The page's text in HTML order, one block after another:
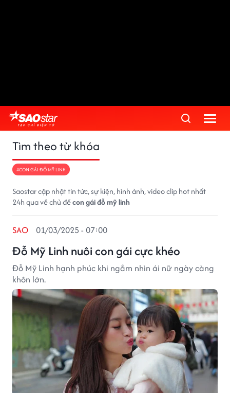
Tìm theo từ khóa
#CON GÁI ĐỖ MỸ LINH
Saostar cập nhật tin tức, sự kiện, hình ảnh, video clip hot nhất
24h qua về chủ đềcon gái đỗ mỹ linh
Đỗ Mỹ Linh nuôi con gái cực khéo
SAO 01/03/2025 - 07:00
Đỗ Mỹ Linh hạnh phúc khi ngắm nhìn ái nữ ngày càng
khôn lớn.